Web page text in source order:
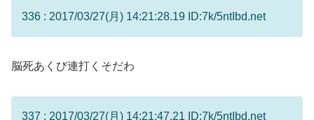
336 : 2017/03/27(月) 14:21:28.19 ID:7k/5ntIbd.net
脳死あくび連打くそだわ
337 : 2017/03/27(月) 14:21:47.21 ID:7k/5ntIbd.net